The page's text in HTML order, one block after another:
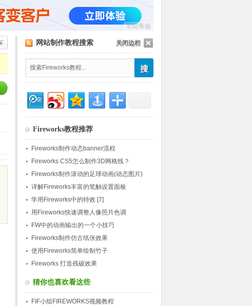
智能客服
关闭边栏
网站制作教程搜索
Fireworks教程推荐
Fireworks制作动态banner流程
Fireworks CS5怎么制作3D网格线？
Fireworks制作滚动的足球动画(动态图片)
详解Fireworks丰富的笔触设置面板
学用Fireworks中的特效 [7]
用Fireworks快速调整人像照片色调
FW中的动画输出的一个小技巧
Fireworks制作仿古纸张效果
使用Fireworks简单绘制竹子
Fireworks 打造残破效果
猜你也喜欢看这些
FIF小组FIREWORKS视频教程